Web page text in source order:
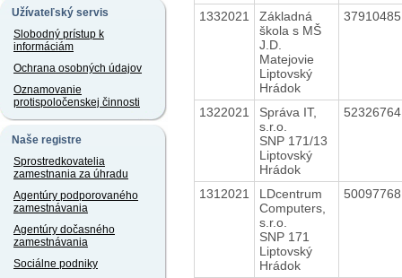
Užívateľský servis
Slobodný prístup k
informáciám
Ochrana osobných údajov
Oznamovanie
protispoločenskej činnosti
Naše registre
Sprostredkovatelia
zamestnania za úhradu
Agentúry podporovaného
zamestnávania
Agentúry dočasného
zamestnávania
Sociálne podniky
1332021
Základná
škola s MŠ
J.D.
Matejovie
Liptovský
Hrádok
1322021
Správa IT,
s.r.o.
SNP 171/13
Liptovský
Hrádok
1312021
LDcentrum
Computers,
s.r.o.
SNP 171
Liptovský
Hrádok